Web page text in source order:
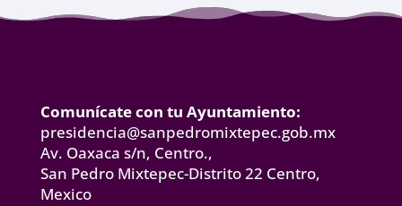
Comunícate con tu Ayuntamiento:
presidencia@sanpedromixtepec.gob.mx
Av. Oaxaca s/n, Centro.,
San Pedro Mixtepec-Distrito 22 Centro,
Mexico